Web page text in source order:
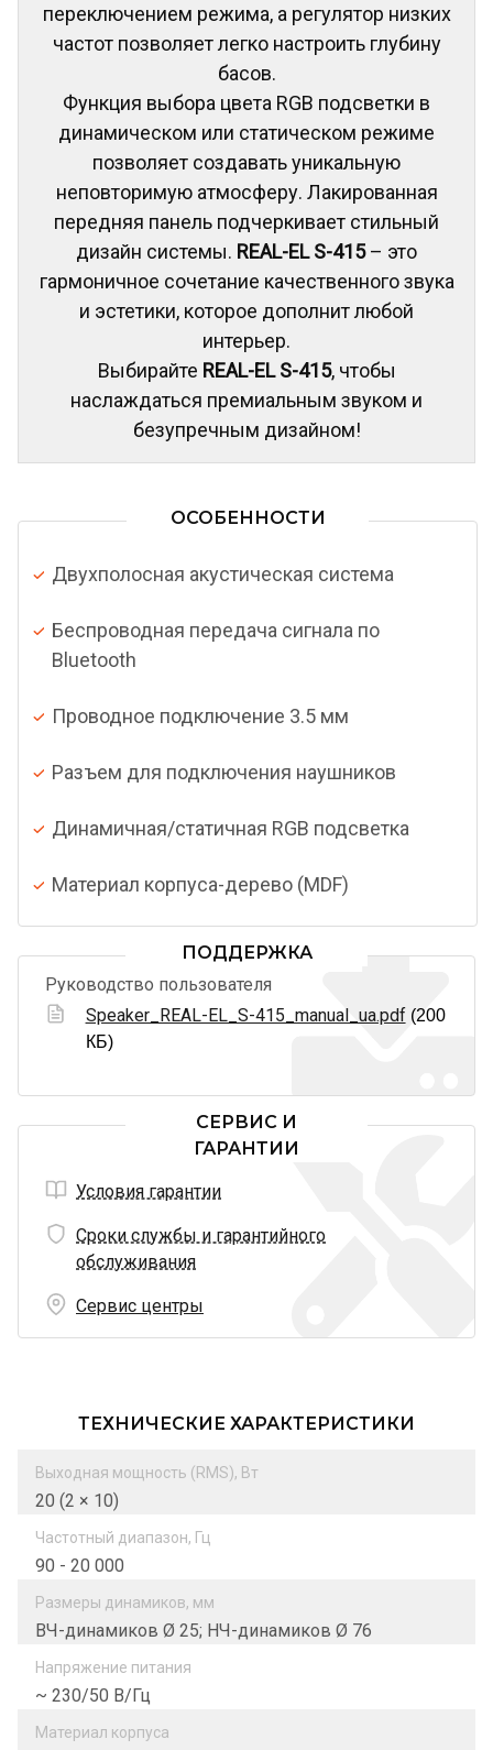
переключением режима, а регулятор низких
частот позволяет легко настроить глубину
басов.
Функция выбора цвета RGB подсветки в
динамическом или статическом режиме
позволяет создавать уникальную
неповторимую атмосферу. Лакированная
передняя панель подчеркивает стильный
дизайн системы. REAL-EL S-415– это
гармоничное сочетание качественного звука
и эстетики, которое дополнит любой
интерьер.
Выбирайте REAL-EL S-415, чтобы
наслаждаться премиальным звуком и
безупречным дизайном!
ОСОБЕННОСТИ
Двухполосная акустическая система
Беспроводная передача сигнала по
Bluetooth
Проводное подключение 3.5 мм
Разъем для подключения наушников
Динамичная/статичная RGB подсветка
Материал корпуса-дерево (MDF)
ПОДДЕРЖКА
Руководство пользователя
Speaker_REAL-EL_S-415_manual_ua.pdf (200
КБ)
СЕРВИС И
ГАРАНТИИ
Условия гарантии
Сроки службы и гарантийного
обслуживания
Сервис центры
ТЕХНИЧЕСКИЕ ХАРАКТЕРИСТИКИ
Выходная мощность (RMS), Вт
20 (2 × 10)
Частотный диапазон, Гц
90 - 20 000
Размеры динамиков, мм
ВЧ-динамиков Ø 25; НЧ-динамиков Ø 76
Напряжение питания
~ 230/50 В/Гц
Материал корпуса